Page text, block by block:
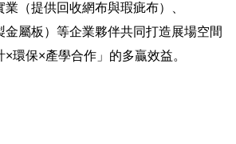
（提供回收網布與瑕疵布）、
金屬板）等企業夥伴共同打造展場空間
環保×產學合作」的多贏效益。